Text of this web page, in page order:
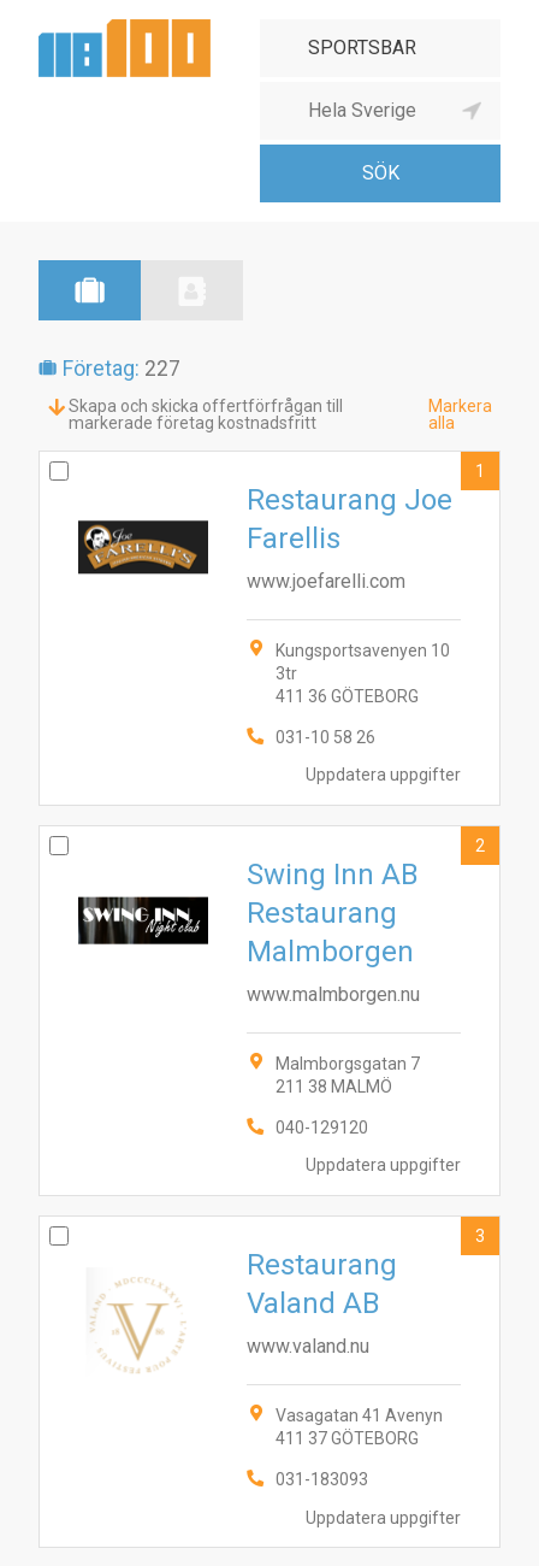
Företag: 227
Skapa och skicka offertförfrågan till
markerade företag kostnadsfritt
Markera
alla
Uppdatera uppgifter
Restaurang Joe
Farellis
www.joefarelli.com
Kungsportsavenyen 10
3tr
411 36 GÖTEBORG
031-10 58 26
1
Uppdatera uppgifter
Swing Inn AB
Restaurang
Malmborgen
www.malmborgen.nu
Malmborgsgatan 7
211 38 MALMÖ
040-129120
2
Uppdatera uppgifter
Restaurang
Valand AB
www.valand.nu
Vasagatan 41 Avenyn
411 37 GÖTEBORG
031-183093
3